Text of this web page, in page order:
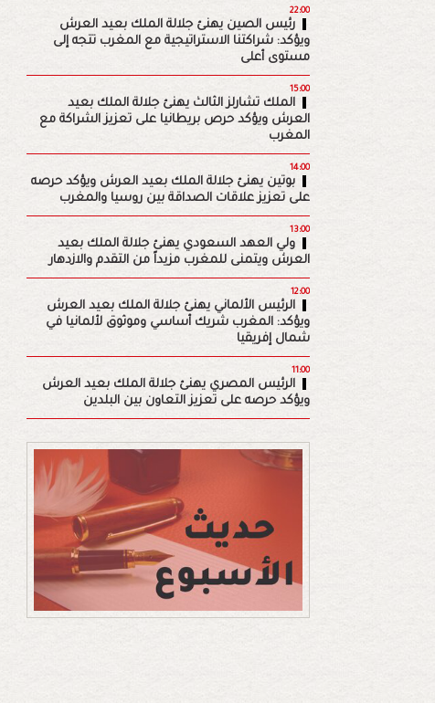
22:00
رئيس الصين يهنئ جلالة الملك بعيد العرش
ويؤكد: شراكتنا الاستراتيجية مع المغرب تتجه إلى
مستوى أعلى
15:00
الملك تشارلز الثالث يهنئ جلالة الملك بعيد
العرش ويؤكد حرص بريطانيا على تعزيز الشراكة مع
المغرب
14:00
بوتين يهنئ جلالة الملك بعيد العرش ويؤكد حرصه
على تعزيز علاقات الصداقة بين روسيا والمغرب
13:00
ولي العهد السعودي يهنئ جلالة الملك بعيد
العرش ويتمنى للمغرب مزيداً من التقدم والازدهار
12:00
الرئيس الألماني يهنئ جلالة الملك بعيد العرش
ويؤكد: المغرب شريك أساسي وموثوق لألمانيا في
شمال إفريقيا
11:00
الرئيس المصري يهنئ جلالة الملك بعيد العرش
ويؤكد حرصه على تعزيز التعاون بين البلدين